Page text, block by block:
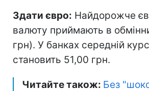
Здати євро: Найдорожче
валюту приймають в
грн). У банках середній
становить 51,00 грн.
Читайте також: Без